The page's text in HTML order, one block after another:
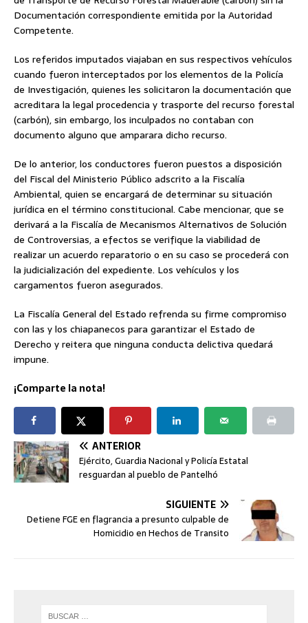
Documentación correspondiente emitida por la Autoridad
Competente.
Los referidos imputados viajaban en sus respectivos vehículos
cuando fueron interceptados por los elementos de la Policía
de Investigación, quienes les solicitaron la documentación que
acreditara la legal procedencia y trasporte del recurso forestal
(carbón), sin embargo, los inculpados no contaban con
documento alguno que amparara dicho recurso.
De lo anterior, los conductores fueron puestos a disposición
del Fiscal del Ministerio Público adscrito a la Fiscalía
Ambiental, quien se encargará de determinar su situación
jurídica en el término constitucional. Cabe mencionar, que se
derivará a la Fiscalía de Mecanismos Alternativos de Solución
de Controversias, a efectos se verifique la viabilidad de
realizar un acuerdo reparatorio o en su caso se procederá con
la judicialización del expediente. Los vehículos y los
cargamentos fueron asegurados.
La Fiscalía General del Estado refrenda su firme compromiso
con las y los chiapanecos para garantizar el Estado de
Derecho y reitera que ninguna conducta delictiva quedará
impune.
¡Comparte la nota!
ANTERIOR
Ejército, Guardia Nacional y Policía Estatal
resguardan al pueblo de Pantelhó
SIGUIENTE
Detiene FGE en flagrancia a presunto culpable de
Homicidio en Hechos de Transito